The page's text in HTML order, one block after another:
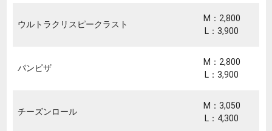
ウルトラクリスピークラスト
M：2,800
L：3,900
パンピザ
M：2,800
L：3,900
チーズンロール
M：3,050
L：4,300